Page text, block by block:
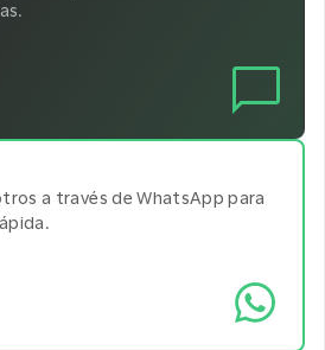
a través de WhatsApp para